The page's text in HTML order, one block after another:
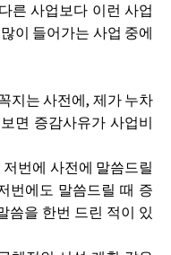
른 사업보다 이런 사업
이 들어가는 사업 중에
지는 사전에, 제가 누차
면 증감사유가 사업비
저번에 사전에 말씀드릴
번에도 말씀드릴 때 증
씀을 한번 드린 적이 있